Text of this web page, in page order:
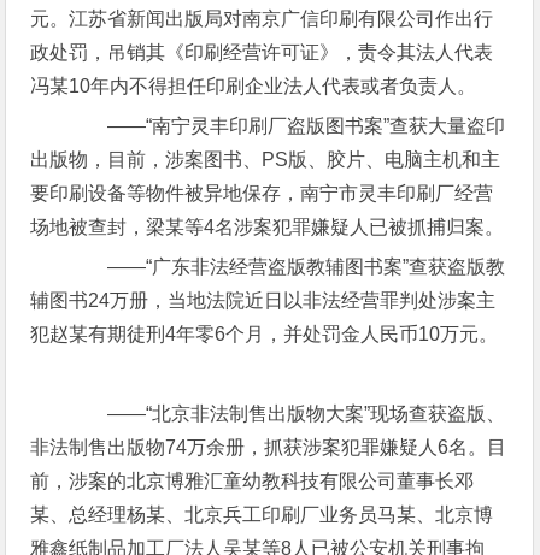
元。江苏省新闻出版局对南京广信印刷有限公司作出行
政处罚，吊销其《印刷经营许可证》，责令其法人代表
冯某10年内不得担任印刷企业法人代表或者负责人。
——“南宁灵丰印刷厂盗版图书案”查获大量盗印
出版物，目前，涉案图书、PS版、胶片、电脑主机和主
要印刷设备等物件被异地保存，南宁市灵丰印刷厂经营
场地被查封，梁某等4名涉案犯罪嫌疑人已被抓捕归案。
——“广东非法经营盗版教辅图书案”查获盗版教
辅图书24万册，当地法院近日以非法经营罪判处涉案主
犯赵某有期徒刑4年零6个月，并处罚金人民币10万元。
——“北京非法制售出版物大案”现场查获盗版、
非法制售出版物74万余册，抓获涉案犯罪嫌疑人6名。目
前，涉案的北京博雅汇童幼教科技有限公司董事长邓
某、总经理杨某、北京兵工印刷厂业务员马某、北京博
雅鑫纸制品加工厂法人吴某等8人已被公安机关刑事拘